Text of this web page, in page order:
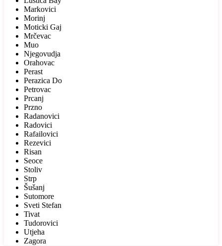
Markovici
Morinj
Moticki Gaj
Mrčevac
Muo
Njegovudja
Orahovac
Perast
Perazica Do
Petrovac
Prcanj
Przno
Radanovici
Radovici
Rafailovici
Rezevici
Risan
Seoce
Stoliv
Strp
Šušanj
Sutomore
Sveti Stefan
Tivat
Tudorovici
Utjeha
Zagora